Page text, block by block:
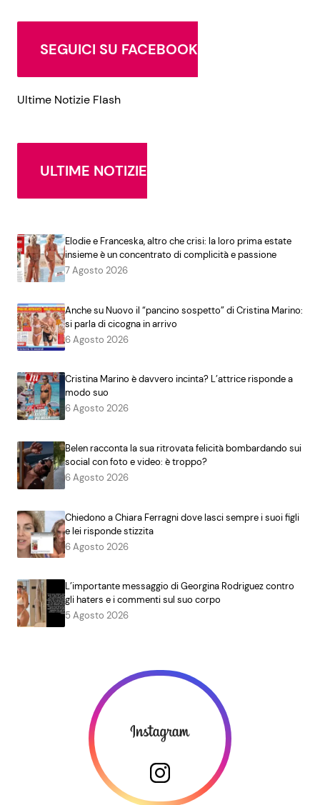
SEGUICI SU FACEBOOK
Ultime Notizie Flash
ULTIME NOTIZIE
Elodie e Franceska, altro che crisi: la loro prima estate
insieme è un concentrato di complicità e passione
7 Agosto 2026
Anche su Nuovo il “pancino sospetto” di Cristina Marino:
si parla di cicogna in arrivo
6 Agosto 2026
Cristina Marino è davvero incinta? L’attrice risponde a
modo suo
6 Agosto 2026
Belen racconta la sua ritrovata felicità bombardando sui
social con foto e video: è troppo?
6 Agosto 2026
Chiedono a Chiara Ferragni dove lasci sempre i suoi figli
e lei risponde stizzita
6 Agosto 2026
L’importante messaggio di Georgina Rodriguez contro
gli haters e i commenti sul suo corpo
5 Agosto 2026